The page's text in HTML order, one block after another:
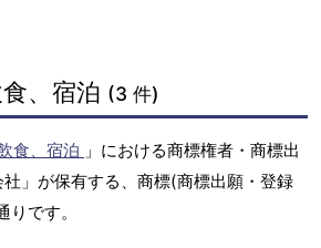
、宿泊 (3 件)
食、宿泊 」における商標権者・商標出
」が保有する、商標(商標出願・登録
です。